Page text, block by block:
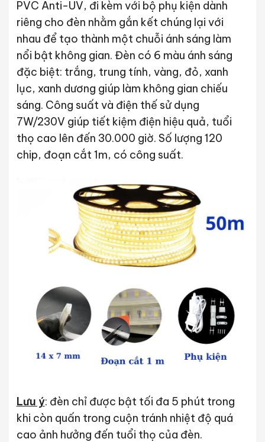
PVC Anti-UV, đi kèm với bộ phụ kiện dành
riêng cho đèn nhằm gắn kết chúng lại với
nhau để tạo thành một chuỗi ánh sáng làm
nổi bật không gian. Đèn có 6 màu ánh sáng
đặc biệt: trắng, trung tính, vàng, đỏ, xanh
lục, xanh dương giúp làm không gian chiếu
sáng. Công suất và điện thế sử dụng
7W/230V giúp tiết kiệm điện hiệu quả, tuổi
thọ cao lên đến 30.000 giờ. Số lượng 120
chip, đoạn cắt 1m, có công suất.
Lưu ý: đèn chỉ được bật tối đa 5 phút trong
khi còn quấn trong cuộn tránh nhiệt độ quá
cao ảnh hưởng đến tuổi thọ của đèn.